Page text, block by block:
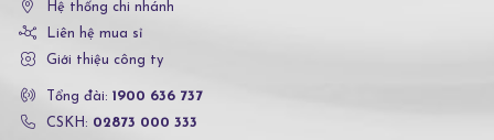
Hệ thống chi nhánh
Liên hệ mua sỉ
Giới thiệu công ty
Tổng đài: 1900 636 737
CSKH: 02873 000 333